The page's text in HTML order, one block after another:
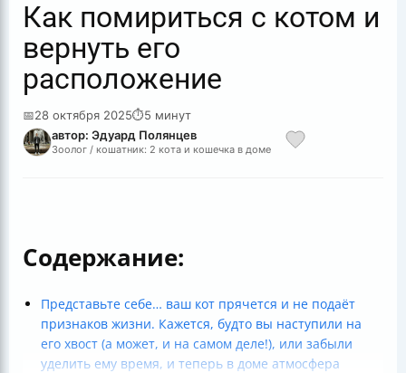
Как помириться с котом и
вернуть его
расположение
📅28 октября 2025⏱5 минут
автор: Эдуард Полянцев
Зоолог / кошатник: 2 кота и кошечка в доме
Содержание:
Представьте себе… ваш кот прячется и не подаёт
признаков жизни. Кажется, будто вы наступили на
его хвост (а может, и на самом деле!), или забыли
уделить ему время, и теперь в доме атмосфера